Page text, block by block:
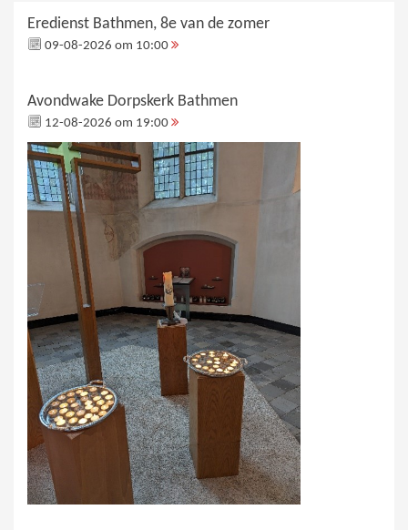
Eredienst Bathmen, 8e van de zomer
09-08-2026 om 10:00
Avondwake Dorpskerk Bathmen
12-08-2026 om 19:00